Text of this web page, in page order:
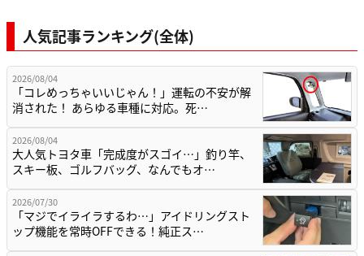
人気記事ランキング(全体)
2026/08/04
「コレめっちゃいいじゃん！」運転の不安が解
消された！ あらゆる車種に対応。死…
2026/08/04
大人気トヨタ車「完成度がスゴイ…」釣り竿、
スキー板、ゴルフバッグ、なんでもオ…
2026/07/30
「マジでイライラするわ…」アイドリングスト
ップ機能を常時OFFできる！純正ス…